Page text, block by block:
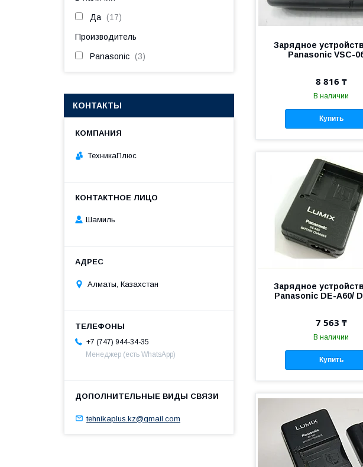
Зарядное
Panasonic VSC-
8 816 ₸
В наличии
Купить
Зарядное
Panasonic DE-A60/
7 563 ₸
В наличии
Купить
Да 17
Производитель
Panasonic 3
КОНТАКТЫ
ТехникаПлюс
Шамиль
Алматы, Казахстан
+7 (747) 944-34-35
Менеджер (есть WhatsApp)
tehnikaplus.kz@gmail.com